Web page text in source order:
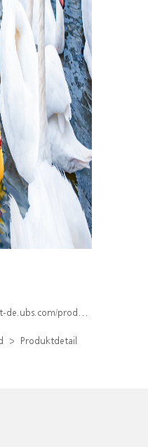
detail/index/isin/DE000UK25PQ3
Produktdetail